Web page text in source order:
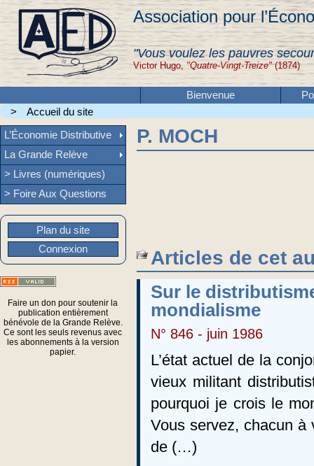
Association pour
"Vous voulez les pauvres
Victor Hugo, "Quatre-Vingt-Treize"(1874)
Bienvenue
>
Accueil du site
P. MOCH
Articles de cet
Sur le
mondialisme
N° 846 - juin 1986
L’état actuel de la
vieux militant
pourquoi je crois le
Vous servez, chacun à
de (…)
L’Économie Distributive
La Grande Relève
> Livres (numériques)
> Foire Aux Questions
Plan du site
Connexion
Faire un don pour soutenir la
publication entièrement
bénévole de la Grande Relève.
Ce sont les seuls revenus avec
les abonnements à la version
papier.